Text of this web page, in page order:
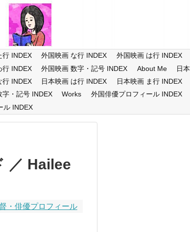
行 INDEX 外国映画 な行 INDEX
外国映画 は行 INDEX
行 INDEX 外国映画 数字・記号 INDEX About Me
日
行 INDEX 日本映画 は行 INDEX
日本映画 ま行 INDEX
字・記号 INDEX Works
外国俳優プロフィール INDEX
ル INDEX
／ Hailee
・俳優プロフィール